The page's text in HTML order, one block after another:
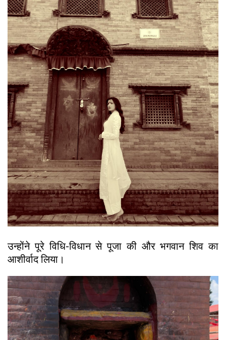
उन्होंने पूरे विधि-विधान से पूजा की और भगवान शिव का
आशीर्वाद लिया।